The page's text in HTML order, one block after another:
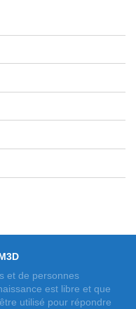
et de personnes
est libre et que
utilisé pour répondre